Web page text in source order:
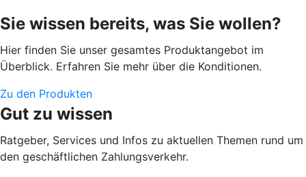
Sie wissen bereits, was Sie wollen?
Hier finden Sie unser gesamtes Produktangebot im
Überblick. Erfahren Sie mehr über die Konditionen.
Zu den Produkten
Gut zu wissen
Ratgeber, Services und Infos zu aktuellen Themen rund um
den geschäftlichen Zahlungsverkehr.